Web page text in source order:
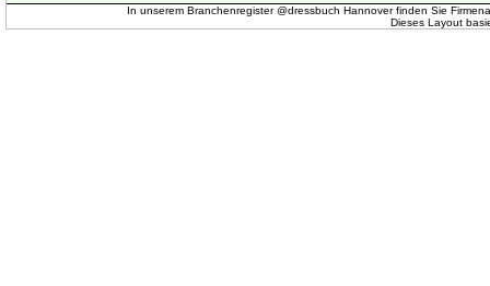
In unserem Branchenregister @dressbuch Hannover finden Sie
Dieses Layout